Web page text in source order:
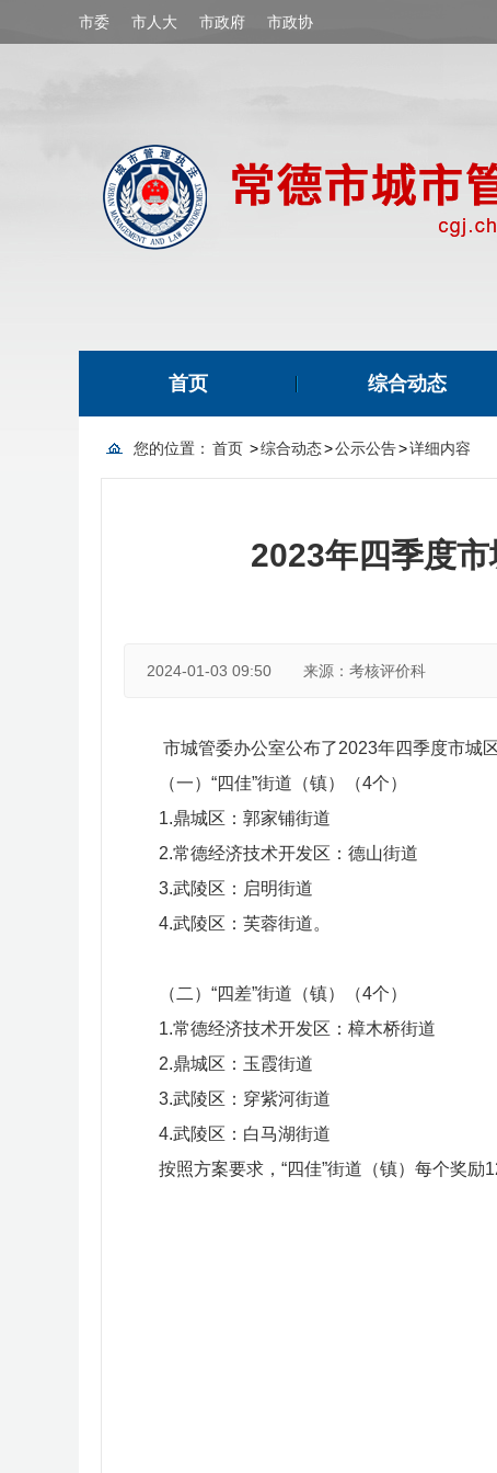
市委 市人大 市政府 市政协
首页 综合动态
您的位置： 首页 >综合动态>公示公告>详细内容
2023年四季度
2024-01-03 09:50 来源：考核评价科
市城管委办公室公布了2023年四季度市城
（一）“四佳”街道（镇）（4个）
1.鼎城区：郭家铺街道
2.常德经济技术开发区：德山街道
3.武陵区：启明街道
4.武陵区：芙蓉街道。
（二） “四差”街道（镇） （4个）
1.常德经济技术开发区：樟木桥街道
2.鼎城区：玉霞街道
3.武陵区：穿紫河街道
4.武陵区：白马湖街道
按照方案要求，“四佳”街道（镇）每个奖励